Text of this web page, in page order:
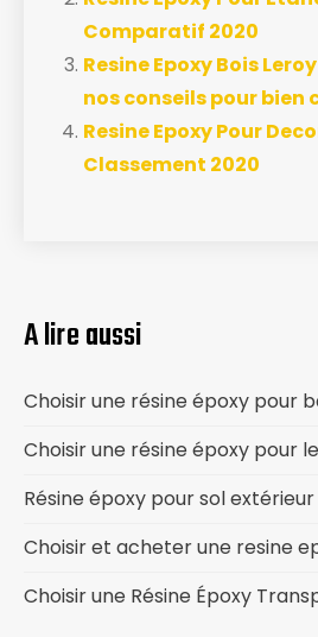
Comparatif 2020
Resine Epoxy Bois
nos conseils pour bien
Resine Epoxy Pour
Classement 2020
A lire aussi
Choisir une résine époxy pour
Choisir une résine époxy pour
Résine époxy pour sol extérieur
Choisir et acheter une resine
Choisir une Résine Époxy